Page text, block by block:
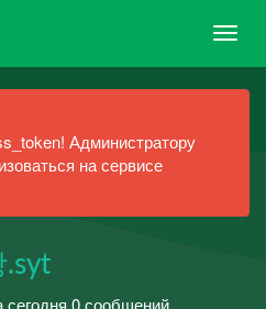
Администратору
на сервисе
.syt
сегодня 0 сообщений